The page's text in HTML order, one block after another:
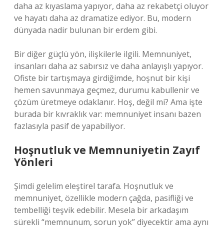
daha az kıyaslama yapıyor, daha az rekabetçi oluyor
ve hayatı daha az dramatize ediyor. Bu, modern
dünyada nadir bulunan bir erdem gibi.
Bir diğer güçlü yön, ilişkilerle ilgili. Memnuniyet,
insanları daha az sabırsız ve daha anlayışlı yapıyor.
Ofiste bir tartışmaya girdiğimde, hoşnut bir kişi
hemen savunmaya geçmez, durumu kabullenir ve
çözüm üretmeye odaklanır. Hoş, değil mi? Ama işte
burada bir kıvraklık var: memnuniyet insanı bazen
fazlasıyla pasif de yapabiliyor.
Hoşnutluk ve Memnuniyetin Zayıf
Yönleri
Şimdi gelelim eleştirel tarafa. Hoşnutluk ve
memnuniyet, özellikle modern çağda, pasifliği ve
tembelliği teşvik edebilir. Mesela bir arkadaşım
sürekli “memnunum, sorun yok” diyecektir ama aynı